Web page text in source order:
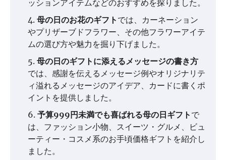
ッションアイテムなどのおすすめを探りました。
母の日のお花のギフト では、カーネーション
やプリザーブドフラワー、その他フラワーアイテ
ムの選び方や魅力を掘り下げました。
母の日のギフトに添えるメッセージの書き方
では、感謝を伝えるメッセージ例やオリジナリテ
ィ溢れるメッセージのアイデア、カードに書くポ
イントを提供しました。
予算999円未満でも喜ばれる母の日ギフト で
は、ファッション小物、スイーツ・グルメ、ビュ
ーティー・コスメ系のお手頃価格ギフトを紹介し
ました。